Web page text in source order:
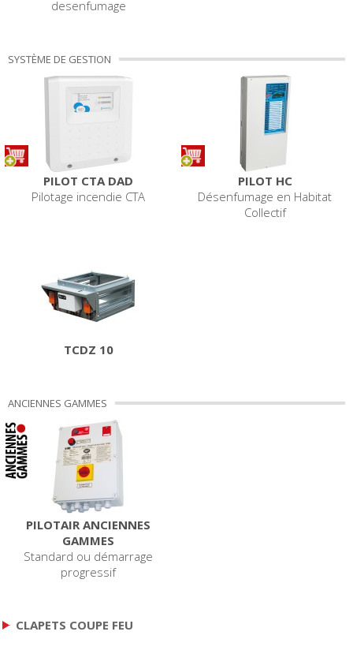
desenfumage
SYSTÈME DE GESTION
PILOT CTA DAD
Pilotage incendie CTA
PILOT HC
Désenfumage en Habitat
Collectif
TCDZ 10
ANCIENNES GAMMES
PILOTAIR ANCIENNES
GAMMES
Standard ou démarrage
progressif
CLAPETS COUPE FEU